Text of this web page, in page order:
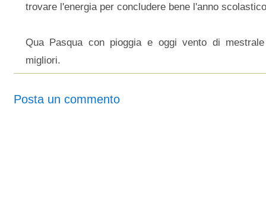
trovare l'energia per concludere bene l'anno
Qua Pasqua con pioggia e oggi vento di
migliori.
Posta un commento